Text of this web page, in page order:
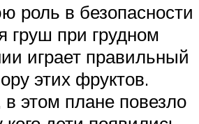
роль в безопасности
груш при грудном
играет правильный
этих фруктов.
в этом плане повезло